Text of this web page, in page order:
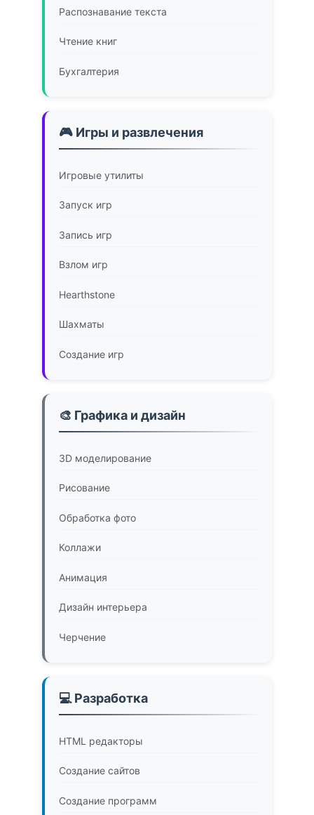
Распознавание текста
Чтение книг
Бухгалтерия
🎮 Игры и развлечения
Игровые утилиты
Запуск игр
Запись игр
Взлом игр
Hearthstone
Шахматы
Создание игр
🎨 Графика и дизайн
3D моделирование
Рисование
Обработка фото
Коллажи
Анимация
Дизайн интерьера
Черчение
💻 Разработка
HTML редакторы
Создание сайтов
Создание программ